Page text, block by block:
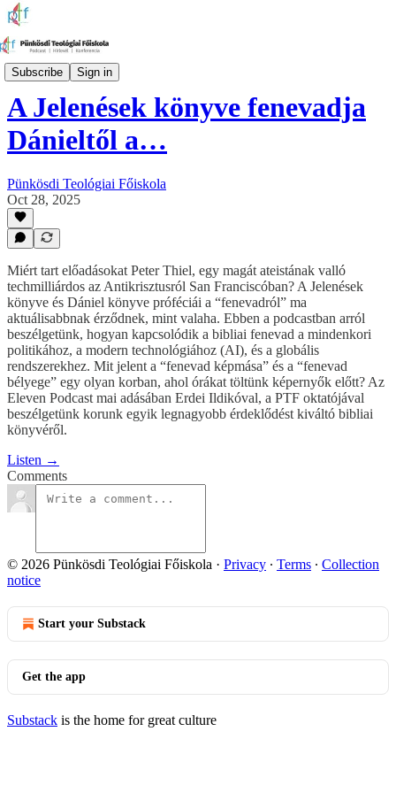
Subscribe Sign in
Eleven Podcast
A Jelenések könyve fenevadja
Dánieltől a…
Pünkösdi Teológiai Főiskola
Oct 28, 2025
Miért tart előadásokat Peter Thiel, egy magát ateistának valló
techmilliárdos az Antikrisztusról San Franciscóban? A Jelenések
könyve és Dániel könyve próféciái a “fenevadról” ma
aktuálisabbnak érződnek, mint valaha. Ebben a podcastban arról
beszélgetünk, hogyan kapcsolódik a bibliai fenevad a mindenkori
politikához, a modern technológiához (AI), és a globális
rendszerekhez. Mit jelent a “fenevad képmása” és a “fenevad
bélyege” egy olyan korban, ahol órákat töltünk képernyők előtt? Az
Eleven Podcast mai adásában Erdei Ildikóval, a PTF oktatójával
beszélgetünk korunk egyik legnagyobb érdeklődést kiváltó bibliai
könyvéről.
Listen →
Comments
© 2026 Pünkösdi Teológiai Főiskola · Privacy ∙ Terms ∙ Collection
notice
Start your Substack
Get the app
Substack is the home for great culture